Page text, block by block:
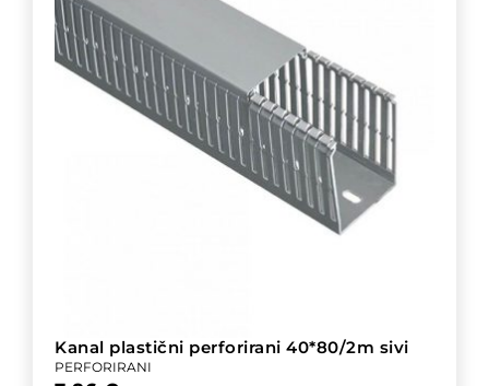
Kanal plastični perforirani 40*80/2m sivi
PERFORIRANI